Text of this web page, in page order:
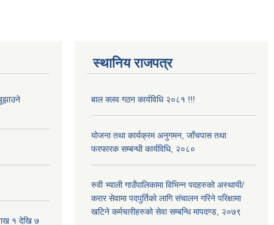
१ देखि ७
स्थानिय राजपत्र
बाल क्लव गठन कार्यविधि २०८१ !!!
योजना तथा कार्यक्रम अनुगमन, जाँचपास तथा
फरफारक सम्बन्धी कार्यविधि, २०८०
रुवी भ्याली गाउँपालिकामा विभिन्न पदहरुको अस्थायी/
करार सेवामा पदपुर्तिको लागि संचालन गरिने परिक्षामा
खटिने कर्मचारीहरुको सेवा सम्बन्धि मापदण्ड, २०७९